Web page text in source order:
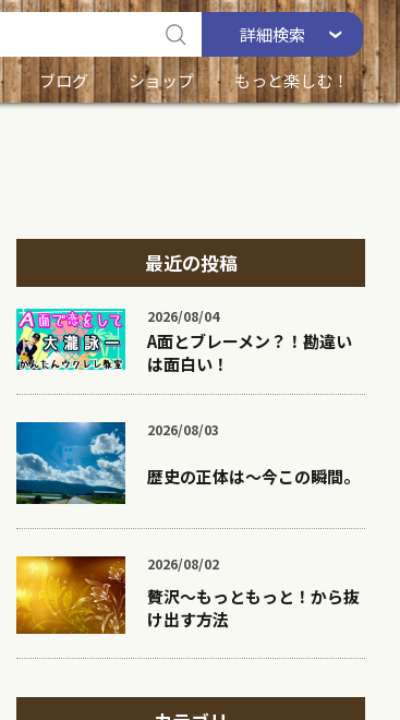
詳細検索
ブログ ショップ もっと楽しむ！
最近の投稿
2026/08/04
A面とブレーメン？！勘違い
は面白い！
2026/08/03
歴史の正体は〜今この瞬間。
2026/08/02
贅沢〜もっともっと！から抜
け出す方法